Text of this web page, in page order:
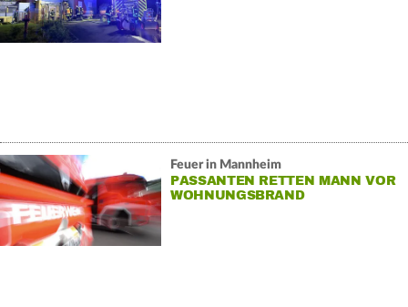
Feuer in Mannheim
PASSANTEN RETTEN MANN VOR
WOHNUNGSBRAND